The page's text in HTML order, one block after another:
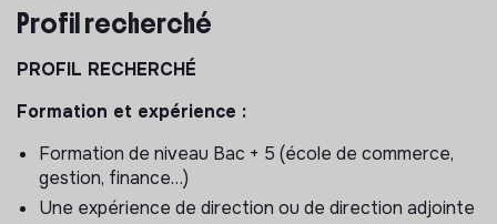
associatif et celle du vélo doivent être réaffirmées, elle
vise à conserver et renforcer sa place d’acteur central
sur les questions de vélo, et en faisant évoluer ses
Dans ce contexte, la FUB ouvre au recrutement le
poste de Délégué Général Adjoint (F/H).
MISSION
Profil recherché
PROFIL RECHERCHÉ
Formation et expérience :
Formation de niveau Bac + 5 (école de commerce,
gestion, finance…)
Une expérience de direction ou de direction adjointe